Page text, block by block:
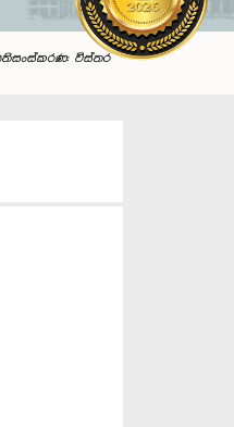
ප්‍රතිසංස්කරණ: විස්තර